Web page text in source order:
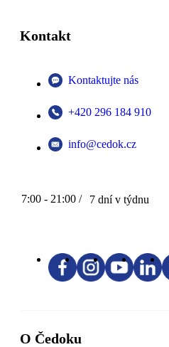
Kontakt
Kontaktujte nás
+420 296 184 910
info@cedok.cz
7:00 - 21:00 / 7 dní v týdnu
O Čedoku